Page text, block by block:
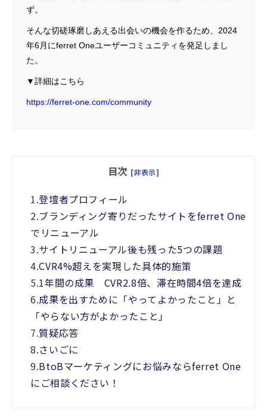
ず。
そんな切磋琢磨しあえる出会いの機会を作るため、2024
年6月にferret Oneユーザーコミュニティを発足しまし
た。
▼詳細はこちら
https://ferret-one.com/community
目次 [非表示]
1.登壇者プロフィール
2.ブランディング寄りだったサイトをferret One
でリニューアル
3.サイトリニューアル後も残った5つの課題
4.CVR4%超えを実現した具体的施策
5.1年間の成果 CVR2.8倍、滞在時間4倍を達成
6.成果を出すために「やってよかったこと」と
「やらない方がよかったこと」
7.質疑応答
8.さいごに
9.BtoBマーケティングにお悩みならferret One
にご相談ください！